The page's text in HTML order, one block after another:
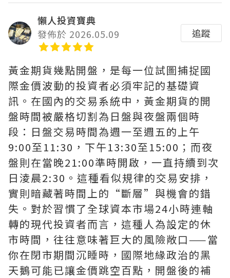
懶人投資寶典
發佈於 2026.05.09
追蹤
黃金期貨幾點開盤，是每一位試圖捕捉國
際金價波動的投資者必須牢記的基礎資
訊。在國內的交易系統中，黃金期貨的開
盤時間被嚴格切割為日盤與夜盤兩個時
段：日盤交易時間為週一至週五的上午
9:00至11:30，下午13:30至15:00；而夜
盤則在當晚21:00準時開啟，一直持續到次
日淩晨2:30。這種看似規律的交易安排，
實則暗藏著時間上的“斷層”與機會的錯
失。對於習慣了全球資本市場24小時連軸
轉的現代投資者而言，這種人為設定的休
市時間，往往意味著巨大的風險敞口——當
你在閉市期間沉睡時，國際地緣政治的黑
天鵝可能已讓金價跳空百點，開盤後的補